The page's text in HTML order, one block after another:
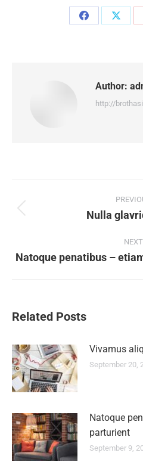
Share
Share
Author:
http://
navigation
Nulla
NEXT
Natoque penatibus –
Related Posts
Vivamus
September 20,
Natoque
parturient
September 9,